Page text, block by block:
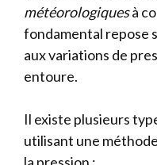
météorologiquesà
fondamental repose
aux variations de
entoure.
Il existe plusieurs
utilisant une